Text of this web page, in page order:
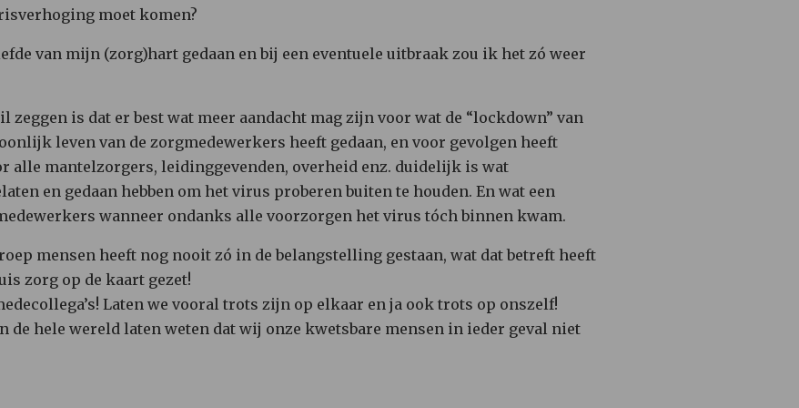
moet komen?
van mijn (zorg)hart gedaan en bij een eventuele uitbraak zou ik het zó weer
is dat er best wat meer aandacht mag zijn voor wat de “lockdown” van
leven van de zorgmedewerkers heeft gedaan, en voor gevolgen heeft
alle mantelzorgers, leidinggevenden, overheid enz. duidelijk is wat
en gedaan hebben om het virus proberen buiten te houden. En wat een
wanneer ondanks alle voorzorgen het virus tóch binnen kwam.
mensen heeft nog nooit zó in de belangstelling gestaan, wat dat betreft heeft
zorg op de kaart gezet!
Laten we vooral trots zijn op elkaar en ja ook trots op onszelf!
de hele wereld laten weten dat wij onze kwetsbare mensen in ieder geval niet